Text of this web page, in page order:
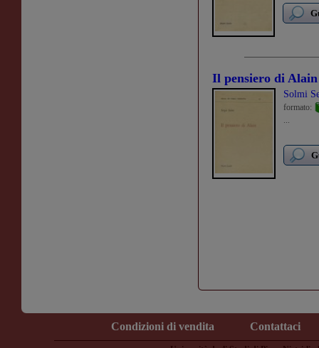
Il pensiero di Alain
Solmi
formato:
...
Condizioni di vendita Contattaci